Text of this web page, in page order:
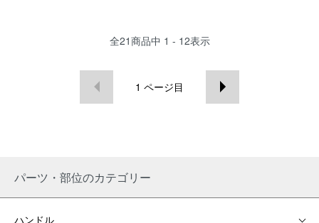
全21商品中 1 - 12表示
1 ページ目
パーツ・部位のカテゴリー
ハンドル